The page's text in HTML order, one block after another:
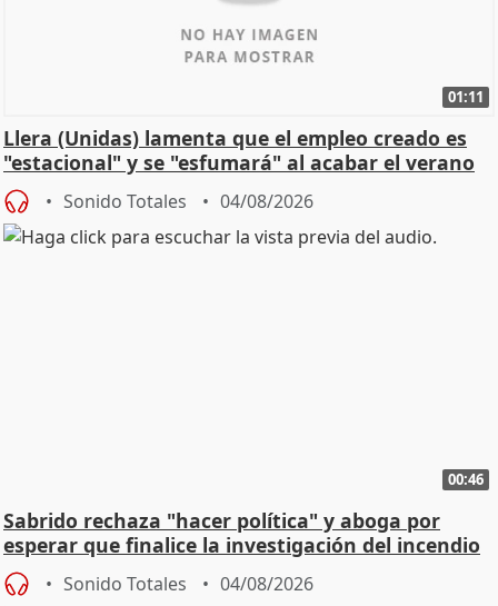
01:11
Llera (Unidas) lamenta que el empleo creado es
"estacional" y se "esfumará" al acabar el verano
Sonido Totales 04/08/2026
00:46
Sabrido rechaza "hacer política" y aboga por
esperar que finalice la investigación del incendio
Sonido Totales 04/08/2026